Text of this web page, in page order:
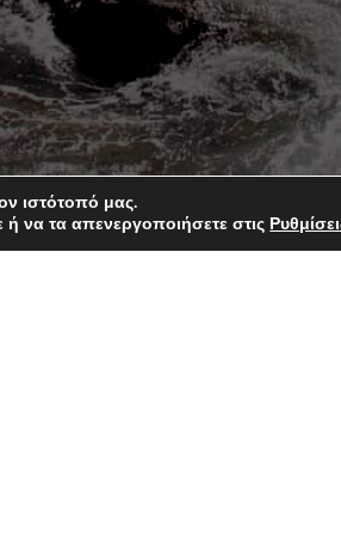
ιστότοπό μας.
να τα απενεργοποιήσετε στις